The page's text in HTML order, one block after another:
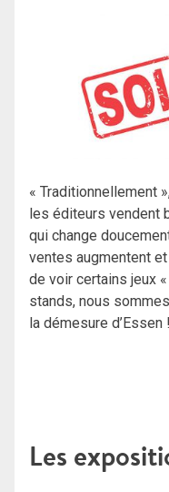
« Traditionnellement
les éditeurs vendent
qui change
ventes augmentent
de voir certains jeux
stands, nous
la démesure d’Essen !
Les